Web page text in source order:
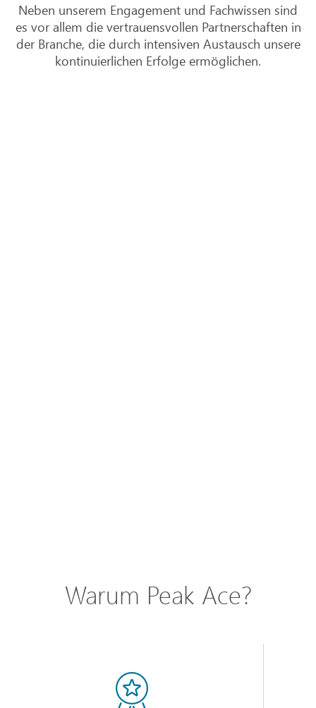
Neben unserem Engagement und Fachwissen sind
es vor allem die vertrauensvollen Partnerschaften in
der Branche, die durch intensiven Austausch unsere
kontinuierlichen Erfolge ermöglichen.
Warum Peak Ace?